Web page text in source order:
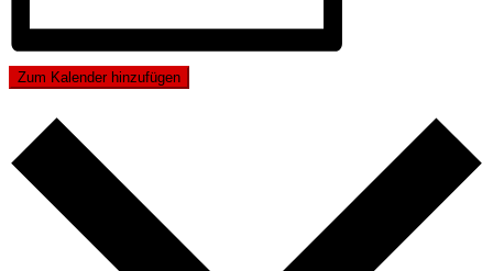
Zum Kalender hinzufügen